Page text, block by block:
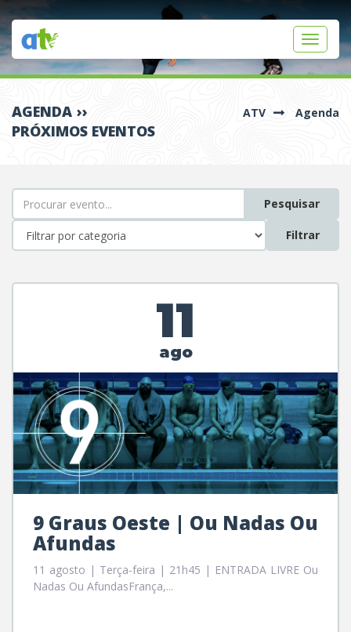
Toggle
AGENDA ››
PRÓXIMOS EVENTOS
ATV Agenda
Pesquisar
Filtrar
11
ago
9 Graus Oeste | Ou Nadas Ou
Afundas
11 agosto | Terça-feira | 21h45 | ENTRADA LIVRE Ou
Nadas Ou AfundasFrança,...